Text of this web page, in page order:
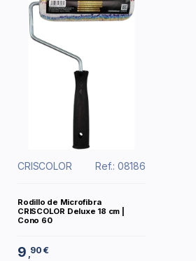
CRISCOLOR Ref.: 08186
Rodillo de Microfibra
CRISCOLOR Deluxe 18 cm |
Cono 60
9 90 €